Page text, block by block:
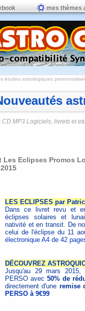
mes thèmes
études astrologiques
CD MP3 Logiciels, livrets et
Les Eclipses Promos
LES ECLIPSES par
Dans ce livret revu et
éclipses solaires et
nativité et en transit. De
celui de l'éclipse du 11
électronique A4 de 42
DÉCOUVREZ
Jusqu'au 29 mars 2015,
PERSO avec 50% de
directement d'une remise
PERSO à 9€99